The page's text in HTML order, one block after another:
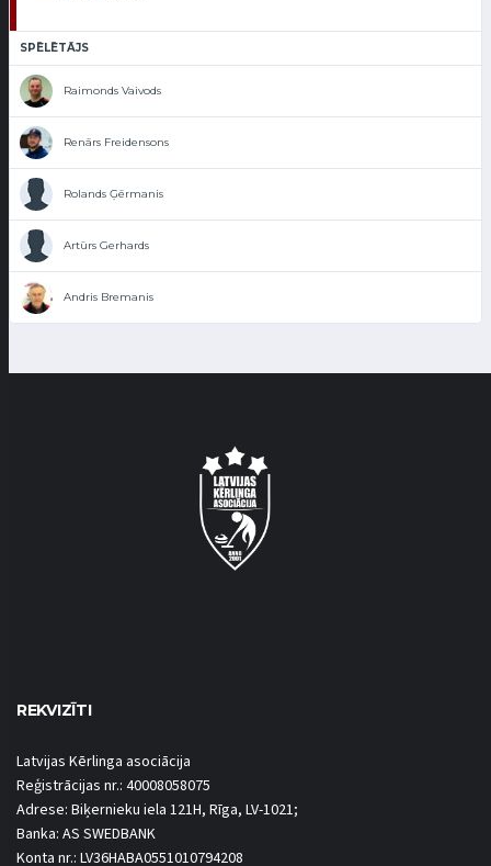
SPĒLĒTĀJS
Raimonds Vaivods
Renārs Freidensons
Rolands Ģērmanis
Artūrs Gerhards
Andris Bremanis
REKVIZĪTI
Latvijas Kērlinga asociācija
Reģistrācijas nr.: 40008058075
Adrese: Biķernieku iela 121H, Rīga, LV-1021;
Banka: AS SWEDBANK
Konta nr.: LV36HABA0551010794208